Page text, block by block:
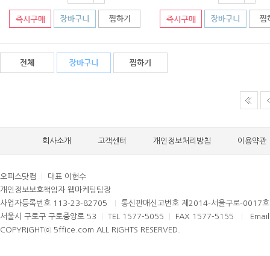
회사소개 고객센터 개인정보처리방침 이용약관
오피스닷컴
대표 이헌수
개인정보보호책임자 웹마케팅팀장
사업자등록번호 113-23-82705
통신판매신고번호 제2014-서울구로-0017
서울시 구로구 구로중앙로 53
TEL 1577-5055 FAX 1577-5155
COPYRIGHTⓒ 5ffice.com ALL RIGHTS RESERVED.